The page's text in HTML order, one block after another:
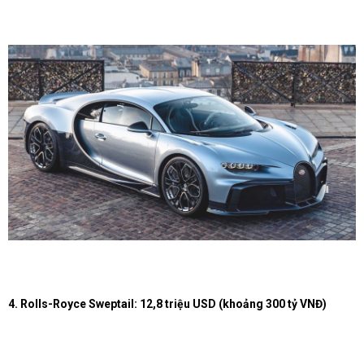
4. Rolls-Royce Sweptail: 12,8 triệu USD (khoảng 300 tỷ VNĐ)